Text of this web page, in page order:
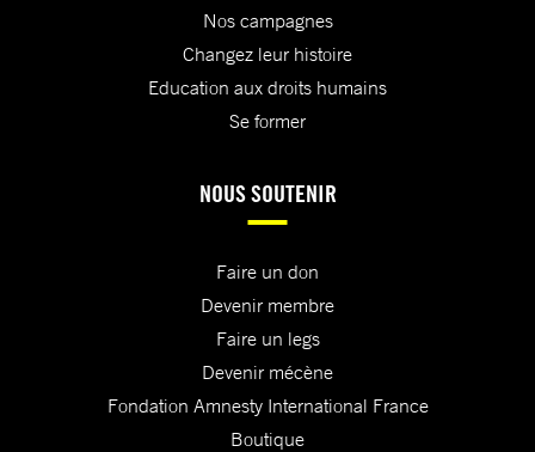
Nos campagnes
Changez leur histoire
Education aux droits humains
Se former
NOUS SOUTENIR
Faire un don
Devenir membre
Faire un legs
Devenir mécène
Fondation Amnesty International France
Boutique